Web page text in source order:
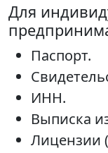
Для
Паспорт.
ИНН.
Выписка
Лицензии